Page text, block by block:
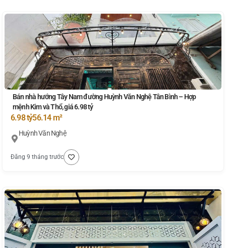
Bán nhà hướng Tây Nam đường Huỳnh Văn Nghệ Tân Bình – Hợp
mệnh Kim và Thổ, giá 6.98 tỷ
6.98 tỷ56.14 m²
Huỳnh Văn Nghệ
Đăng 9 tháng trước